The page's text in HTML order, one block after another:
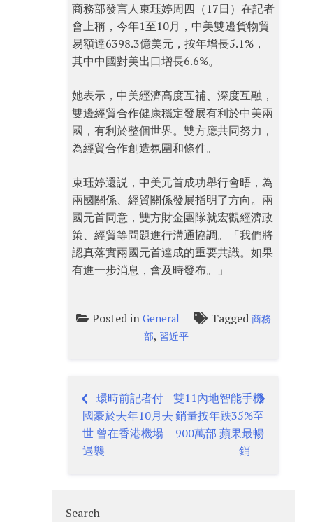
商務部發言人束珏婷周四（17日）在記者
會上稱，今年1至10月，中美雙邊貨物貿
易額達6398.3億美元，按年增長5.1%，
其中中國對美出口增長6.6%。
她表示，中美經濟高度互補、深度互融，
雙邊經貿合作健康穩定發展有利於中美兩
國，有利於整個世界。雙方應共同努力，
為經貿合作創造氛圍和條件。
束珏婷還説，中美元首成功舉行會晤，為
兩國關係、經貿關係發展指明了方向。兩
國元首同意，雙方財金團隊就宏觀經濟政
策、經貿等問題進行溝通協調。「我們將
認真落實兩國元首達成的重要共識。如果
有進一步消息，會及時發布。」
Posted in General Tagged 商務
部, 習近平
Post
navigation
環時前記者付
國豪於去年10月去
世 曾在香港機場
遇襲
雙11內地智能手機
銷量按年跌35%至
900萬部 蘋果最暢
銷
Search